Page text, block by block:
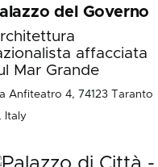
del Governo
affacciata
Mar Grande
Anfiteatro 4, 74123 Taranto
Italy